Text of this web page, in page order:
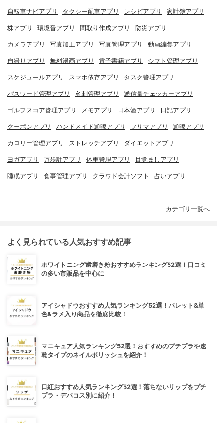
自転車ナビアプリ タクシー配車アプリ レシピアプリ 家計簿アプリ
株アプリ 環境音アプリ 間取り作成アプリ 防災アプリ
カメラアプリ 写真加工アプリ 写真管理アプリ 動画編集アプリ
自撮りアプリ 無料漫画アプリ 電子書籍アプリ シフト管理アプリ
スケジュールアプリ スマホ依存アプリ タスク管理アプリ
パスワード管理アプリ 名刺管理アプリ 通信量チェッカーアプリ
ゴルフスコア管理アプリ メモアプリ 日本酒アプリ 日記アプリ
クーポンアプリ ハンドメイド通販アプリ フリマアプリ 通販アプリ
カロリー管理アプリ ストレッチアプリ ダイエットアプリ
ヨガアプリ 万歩計アプリ 体重管理アプリ 目覚ましアプリ
睡眠アプリ 食事管理アプリ クラウド会計ソフト 占いアプリ
カテゴリ一覧へ
よく見られている人気おすすめ記事
ホワイトニング歯磨き粉おすすめランキング52選！口コミ
の多い市販品を中心に
アイシャドウおすすめ人気ランキング52選！パレット&単
色&ラメ入り商品を徹底比較！
マニキュア人気ランキング52選！おすすめのプチプラや速
乾タイプのネイルポリッシュを紹介！
口紅おすすめ人気ランキング52選！落ちないリップをプチ
プラ・デパコス別に紹介！